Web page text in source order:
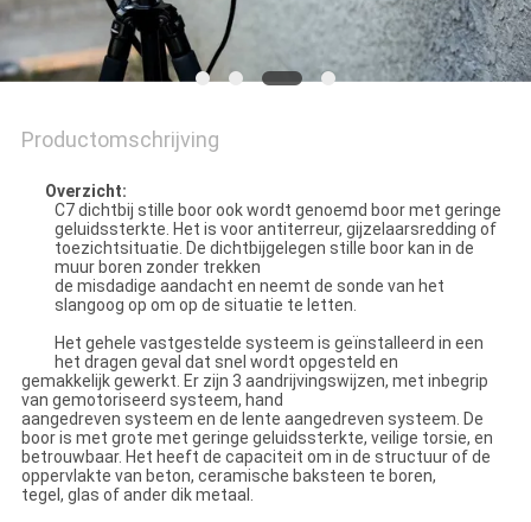
Productomschrijving
Overzicht:
C7 dichtbij stille boor ook wordt genoemd boor met geringe
geluidssterkte. Het is voor antiterreur, gijzelaarsredding of
toezichtsituatie. De dichtbijgelegen stille boor kan in de
muur boren zonder trekken
de misdadige aandacht en neemt de sonde van het
slangoog op om op de situatie te letten.
Het gehele vastgestelde systeem is geïnstalleerd in een
het dragen geval dat snel wordt opgesteld en
gemakkelijk gewerkt. Er zijn 3 aandrijvingswijzen, met inbegrip
van gemotoriseerd systeem, hand
aangedreven systeem en de lente aangedreven systeem. De
boor is met grote met geringe geluidssterkte, veilige torsie, en
betrouwbaar. Het heeft de capaciteit om in de structuur of de
oppervlakte van beton, ceramische baksteen te boren,
tegel, glas of ander dik metaal.